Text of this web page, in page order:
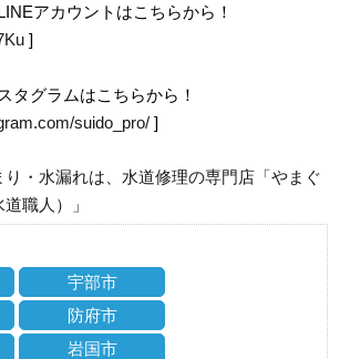
アカウントはこちらから！
]
タグラムはこちらから！
suido_pro/ ]
・水漏れは、水道修理の専門店「やまぐ
職人）」
宇部市
防府市
岩国市